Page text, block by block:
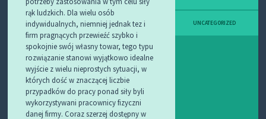
rąk ludzkich. Dla wielu osób
indywidualnych, niemniej jednak tez i
firm pragnących przewieźć szybko i
spokojnie swój własny towar, tego typu
rozwiązanie stanowi wyjątkowo idealne
wyjście z wielu nieprostych sytuacji, w
których dość w znaczącej liczbie
przypadków do pracy ponad siły byli
wykorzystywani pracownicy fizyczni
danej firmy. Coraz szerzej dostępny w
UNCATEGORIZED